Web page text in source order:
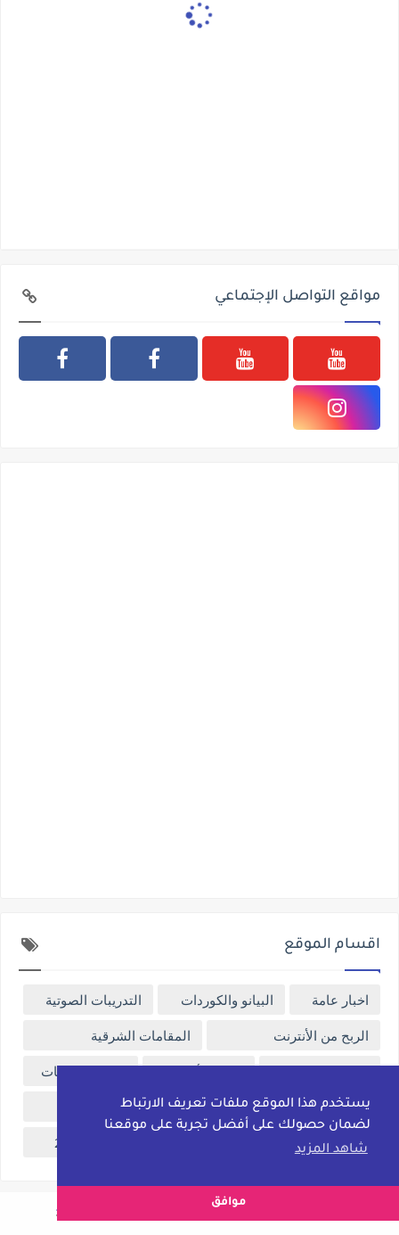
يستخدم هذا الموقع ملفات تعريف الارتباط
لضمان حصولك على أفضل تجربة على موقعنا
شاهد المزيد
موافق
مواقع التواصل الإجتماعي
اقسام الموقع
اخبار عامة البيانو والكوردات
التدريبات الصوتية
الربح من الأنترنت
المقامات الشرقية
النوتة الموسيقية
برامج الأورجات
تقنية ومعلومات
تمارين ومهارات
رياضة
كتب موسيقية
مسلسلات رمضان 2023